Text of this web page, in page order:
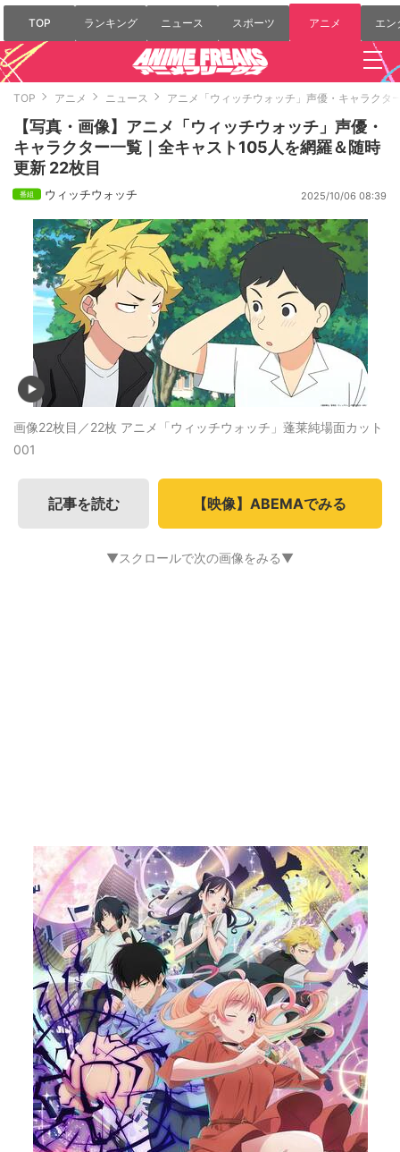
TOP ランキング ニュース スポーツ アニメ エン
TOP アニメ ニュース アニメ「ウィッチウォッチ」声優・キャラクタ
【写真・画像】アニメ「ウィッチウォッチ」声優・
キャラクター一覧｜全キャスト105人を網羅＆随時
更新 22枚目
ウィッチウォッチ 2025/10/06 08:39
画像22枚目／22枚 アニメ「ウィッチウォッチ」蓬莱純場面カット
001
記事を読む 【映像】ABEMAでみる
▼スクロールで次の画像をみる▼